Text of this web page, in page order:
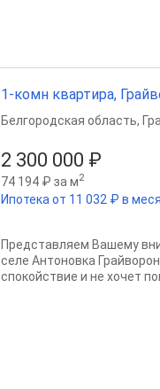
1-комн квартира,
2 300 000 ₽
74 194 ₽ за м2
Ипотека от 11 032 ₽ в
Белгородская область,
Представляем Вашему
селе Антоновка
спокойствие и не хочет